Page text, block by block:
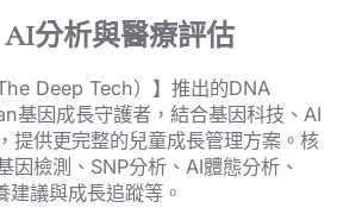
分析與醫療評估
Deep Tech）】推出的DNA
基因成長守護者，結合基因科技、AI
提供更完整的兒童成長管理方案。核
因檢測、SNP分析、AI體態分析、
建議與成長追蹤等。